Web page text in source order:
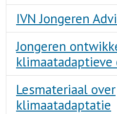
IVN Jongeren
Jongeren
klimaatadaptieve
Lesmateriaal over
klimaatadaptatie